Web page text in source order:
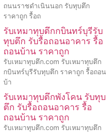
ถนนราชดำเนินนอก รับทุบตึก
ราคาถูก รื้อถ
รับเหมาทุบตึกกบินทร์บุรีรับ
ทุบตึก รับรื้อถอนอาคาร รื้อ
ถอนบ้าน ราคาถูก
รับเหมาทุบตึก.com รับเหมาทุบตึก
กบินทร์บุรีรับทุบตึก ราคาถูก รื้อถอน
บ้า
รับเหมาทุบตึกพังโคน รับทุบ
ตึก รับรื้อถอนอาคาร รื้อ
ถอนบ้าน ราคาถูก
รับเหมาทุบตึก.com รับเหมาทุบตึก